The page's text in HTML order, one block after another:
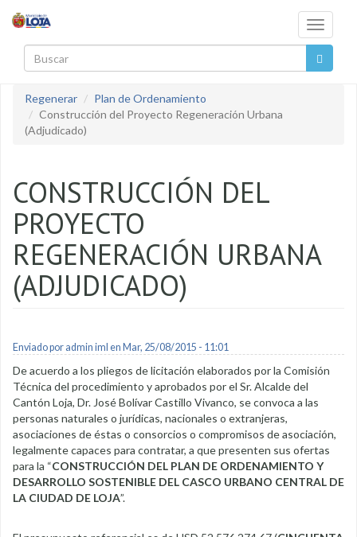
Toggle
Regenerar
Plan de Ordenamiento
Construcción del Proyecto Regeneración Urbana
(Adjudicado)
CONSTRUCCIÓN DEL
PROYECTO
REGENERACIÓN URBANA
(ADJUDICADO)
Enviado por admin iml en Mar, 25/08/2015 - 11:01
De acuerdo a los pliegos de licitación elaborados por la Comisión
Técnica del procedimiento y aprobados por el Sr. Alcalde del
Cantón Loja, Dr. José Bolívar Castillo Vivanco, se convoca a las
personas naturales o jurídicas, nacionales o extranjeras,
asociaciones de éstas o consorcios o compromisos de asociación,
legalmente capaces para contratar, a que presenten sus ofertas
para la “CONSTRUCCIÓN DEL PLAN DE ORDENAMIENTO Y
DESARROLLO SOSTENIBLE DEL CASCO URBANO CENTRAL DE
LA CIUDAD DE LOJA”.